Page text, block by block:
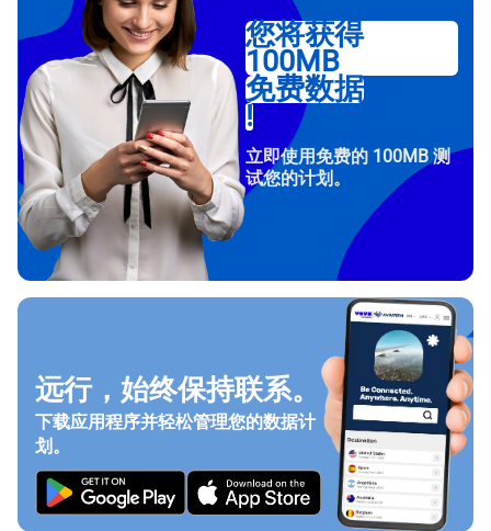
您将获得
100MB
免费数据
!
立即使用免费的 100MB 测
试您的计划。
远行，始终保持联系。
下载应用程序并轻松管理您的数据计
划。